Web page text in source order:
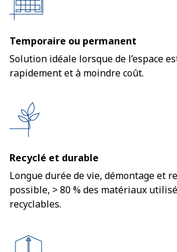
Temporaire ou permanent
Solution idéale lorsque de l’espace
rapidement et à moindre coût.
Recyclé et durable
Longue durée de vie, démontage et
possible, > 80 % des matériaux
recyclables.